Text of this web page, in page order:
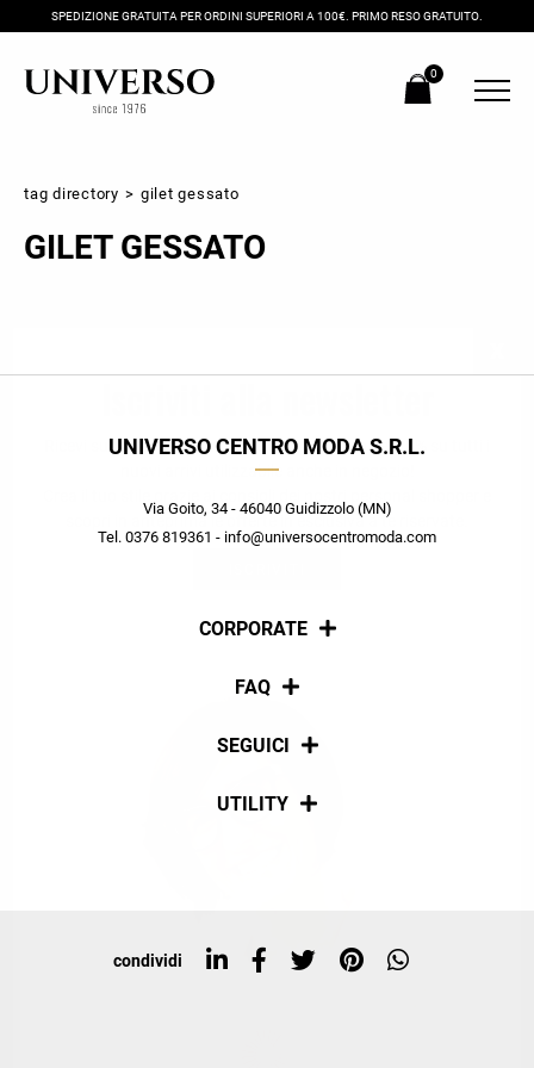
SPEDIZIONE GRATUITA PER ORDINI SUPERIORI A 100€. PRIMO RESO GRATUITO.
0
tag directory > gilet gessato
GILET GESSATO
UNIVERSO CENTRO MODA S.R.L.
Via Goito, 34 - 46040 Guidizzolo (MN)
Tel. 0376 819361 - info@universocentromoda.com
CORPORATE
Chi siamo
FAQ
Pagamenti
SEGUICI
Social
UTILITY
Top ricerche
condividi
Ricevi subito il tuo promocode con lo sconto del 20% su tutti i
nuovi arrivi utilizzabile anche in negozio!
scopri in anteprima le offerte in esclusiva a te riservate.